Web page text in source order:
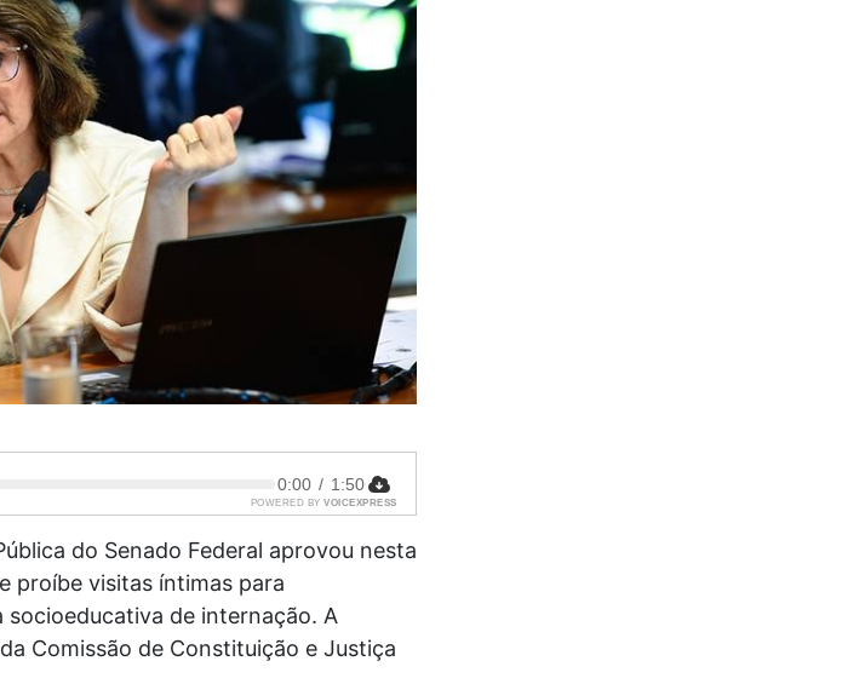
0:00 / 1:50
POWERED BY VOICEXPRESS
do Senado Federal aprovou nesta
proíbe visitas íntimas para
de internação. A
Comissão de Constituição e Justiça